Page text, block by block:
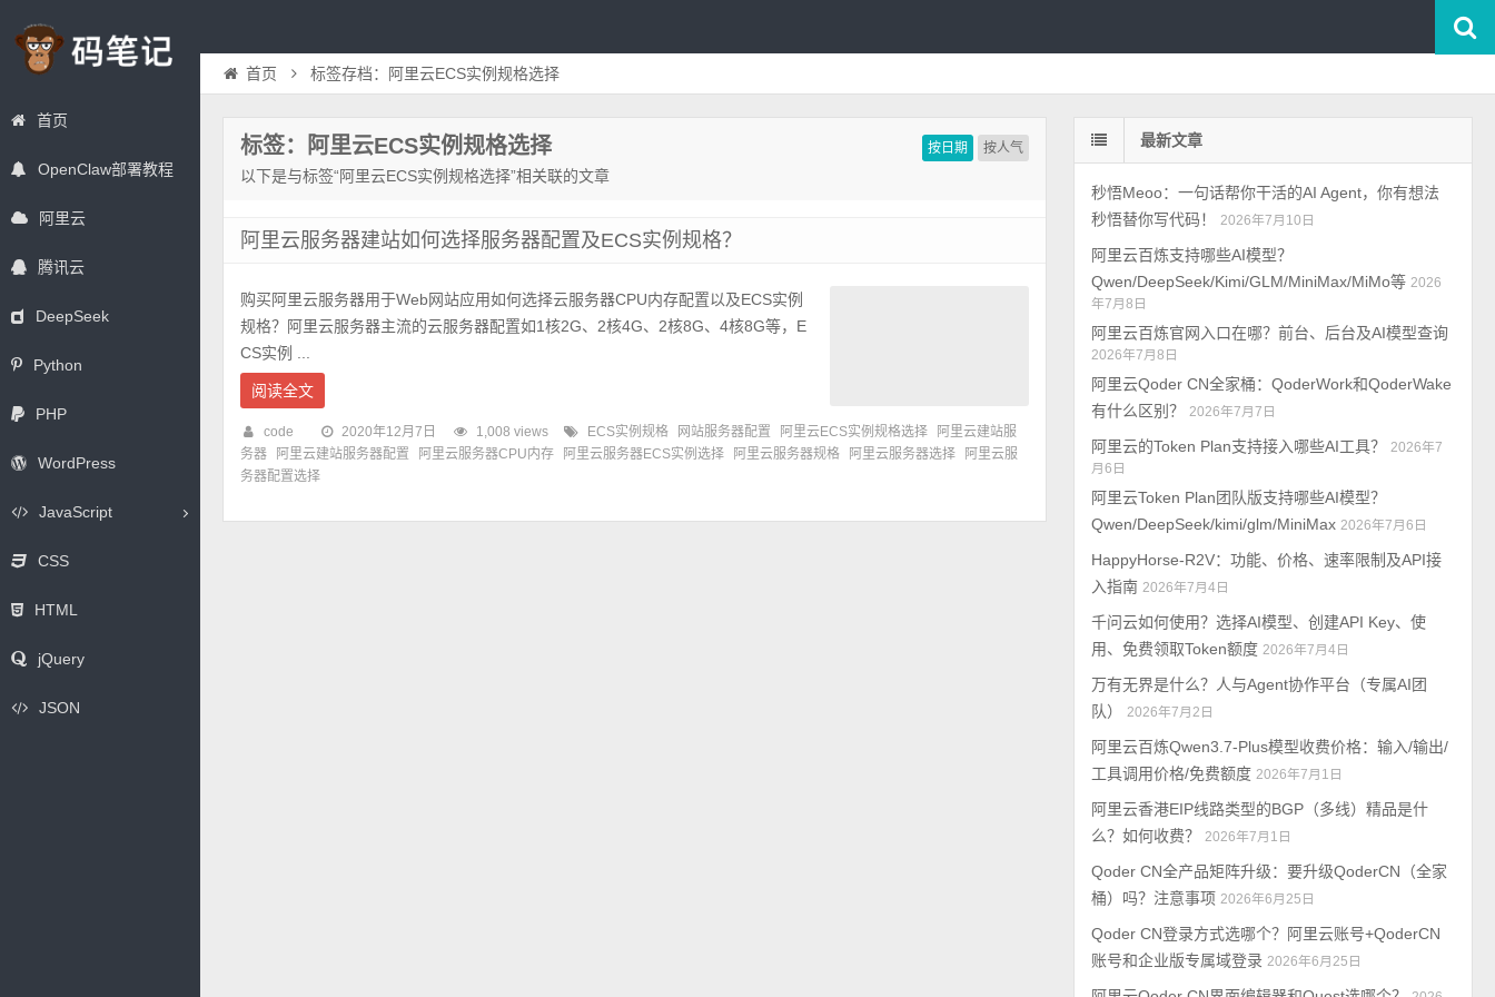
首页
OpenClaw部署教程
阿里云
腾讯云
DeepSeek
Python
PHP
WordPress
JavaScript
CSS
HTML
jQuery
JSON
首页 标签存档：阿里云ECS实例规格选择
按日期 按人气
标签：阿里云ECS实例规格选择
以下是与标签“阿里云ECS实例规格选择”相关联的文章
阿里云服务器建站如何选择服务器配置及ECS实例规格？
购买阿里云服务器用于Web网站应用如何选择云服务器CPU内存配置以及ECS实例
规格？阿里云服务器主流的云服务器配置如1核2G、2核4G、2核8G、4核8G等，E
CS实例 ...
阅读全文
code 2020年12月7日 1,008 views ECS实例规格 网站服务器配置 阿里云ECS实例规格选择
阿里云建站服
务器
阿里云建站服务器配置 阿里云服务器CPU内存 阿里云服务器ECS实例选择 阿里云服务器规格 阿里云服务器选择
阿里云服
务器配置选择
最新文章
秒悟Meoo：一句话帮你干活的AI Agent，你有想法
秒悟替你写代码！
2026年7月10日
阿里云百炼支持哪些AI模型？
Qwen/DeepSeek/Kimi/GLM/MiniMax/MiMo等 2026
年7月8日
阿里云百炼官网入口在哪？前台、后台及AI模型查询
2026年7月8日
阿里云Qoder CN全家桶：QoderWork和QoderWake
有什么区别？
2026年7月7日
阿里云的Token Plan支持接入哪些AI工具？
2026年7
月6日
阿里云Token Plan团队版支持哪些AI模型？
Qwen/DeepSeek/kimi/glm/MiniMax 2026年7月6日
HappyHorse-R2V：功能、价格、速率限制及API接
入指南 2026年7月4日
千问云如何使用？选择AI模型、创建API Key、使
用、免费领取Token额度 2026年7月4日
万有无界是什么？人与Agent协作平台（专属AI团
队）
2026年7月2日
阿里云百炼Qwen3.7-Plus模型收费价格：输入/输出/
工具调用价格/免费额度 2026年7月1日
阿里云香港EIP线路类型的BGP（多线）精品是什
么？如何收费？
2026年7月1日
Qoder CN全产品矩阵升级：要升级QoderCN（全家
桶）吗？注意事项 2026年6月25日
Qoder CN登录方式选哪个？阿里云账号+QoderCN
账号和企业版专属域登录 2026年6月25日